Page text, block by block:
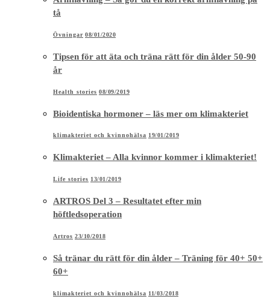
tå
Övningar 08/01/2020
Tipsen för att äta och träna rätt för din ålder 50-90
år
Health stories 08/09/2019
Bioidentiska hormoner – läs mer om klimakteriet
klimakteriet och kvinnohälsa 19/01/2019
Klimakteriet – Alla kvinnor kommer i klimakteriet!
Life stories 13/01/2019
ARTROS Del 3 – Resultatet efter min
höftledsoperation
Artros 23/10/2018
Så tränar du rätt för din ålder – Träning för 40+ 50+
60+
klimakteriet och kvinnohälsa 11/03/2018